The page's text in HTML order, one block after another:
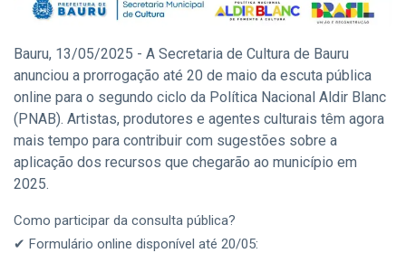
Bauru, 13/05/2025 - A Secretaria de Cultura de Bauru
anunciou a prorrogação até 20 de maio da escuta pública
online para o segundo ciclo da Política Nacional Aldir Blanc
(PNAB). Artistas, produtores e agentes culturais têm agora
mais tempo para contribuir com sugestões sobre a
aplicação dos recursos que chegarão ao município em
2025.
Como participar da consulta pública?
✔ Formulário online disponível até 20/05: